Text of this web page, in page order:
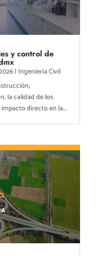
y control de
| Ingeniería Civil
la calidad de los
directo en la...